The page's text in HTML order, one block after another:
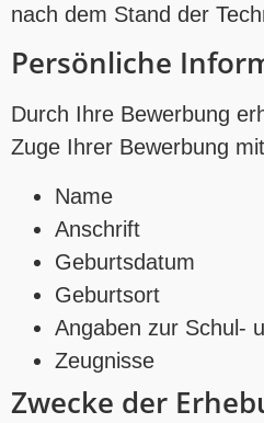
nach dem Stand der
Persönliche
Durch Ihre Bewerbung
Zuge Ihrer Bewerbung
Name
Anschrift
Geburtsdatum
Geburtsort
Angaben zur Schul-
Zeugnisse
Zwecke der